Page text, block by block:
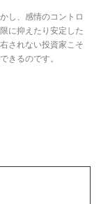
し、感情のコントロ
に抑えたり安定した
されない投資家こそ
きるのです。